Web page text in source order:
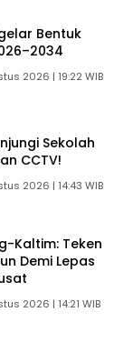
Bentuk
2026 | 19:22 WIB
Sekolah
CCTV!
2026 | 14:43 WIB
Kaltim: Teken
Demi Lepas
2026 | 14:21 WIB